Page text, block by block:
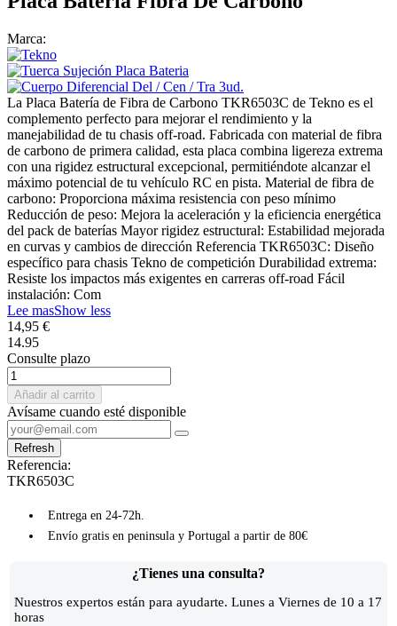
Marca:
La Placa Batería de Fibra de Carbono TKR6503C de Tekno es el
complemento perfecto para mejorar el rendimiento y la
manejabilidad de tu chasis off-road. Fabricada con material de fibra
de carbono de primera calidad, esta placa combina ligereza extrema
con una rigidez estructural excepcional, permitiéndote alcanzar el
máximo potencial de tu vehículo RC en pista. Material de fibra de
carbono: Proporciona máxima resistencia con peso mínimo
Reducción de peso: Mejora la aceleración y la eficiencia energética
del pack de baterías Mayor rigidez estructural: Estabilidad mejorada
en curvas y cambios de dirección Referencia TKR6503C: Diseño
específico para chasis Tekno de competición Durabilidad extrema:
Resiste los impactos más exigentes en carreras off-road Fácil
instalación: Com
Lee masShow less
14,95 €
14.95
Consulte plazo
Añadir al carrito
Avísame cuando esté disponible
Referencia:
TKR6503C
Entrega en 24-72h.
Envío gratis en peninsula y Portugal a partir de 80€
¿Tienes una consulta?
Nuestros expertos están para ayudarte. Lunes a Viernes de 10 a 17
horas